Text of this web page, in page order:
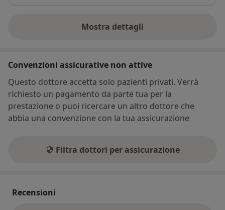
Mostra dettagli
sull'indirizzo
Convenzioni assicurative non attive
Questo dottore accetta solo pazienti privati. Verrà
richiesto un pagamento da parte tua per la
prestazione o puoi ricercare un altro dottore che
abbia una convenzione con la tua assicurazione
Filtra dottori per assicurazione
Recensioni